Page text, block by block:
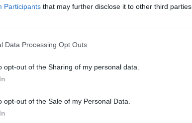
Participants that may further disclose it to other third parties.
Data Processing Opt Outs
opt-out of the Sharing of my personal data.
opt-out of the Sale of my Personal Data.
marge